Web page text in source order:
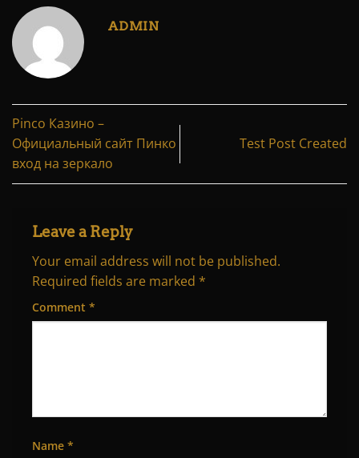
ADMIN
Pinco Казино –
Официальный сайт Пинко
вход на зеркало
Test Post Created
Leave a Reply
Your email address will not be published.
Required fields are marked *
Comment *
Name *